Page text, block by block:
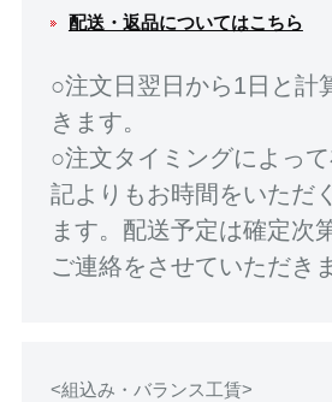
配送・返品についてはこちら
○注文日翌日から1日と計
きます。
○注文タイミングによっ
記よりもお時間をいただ
ます。配送予定は確定次
ご連絡をさせていただき
<組込み・バランス工賃>